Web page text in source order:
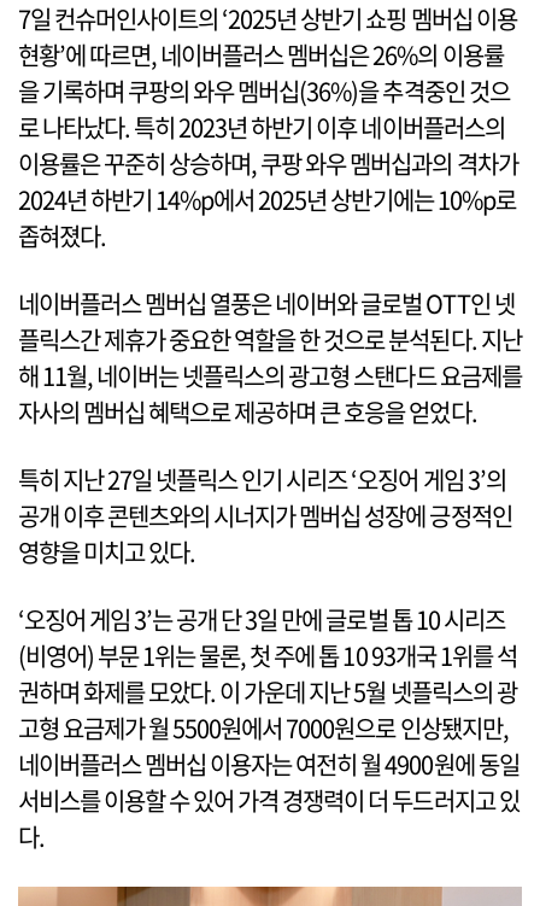
7일 컨슈머인사이트의 ‘2025년 상반기 쇼핑 멤버십 이용
현황’에 따르면, 네이버플러스 멤버십은 26%의 이용률
을 기록하며 쿠팡의 와우 멤버십(36%)을 추격중인 것으
로 나타났다. 특히 2023년 하반기 이후 네이버플러스의
이용률은 꾸준히 상승하며, 쿠팡 와우 멤버십과의 격차가
2024년 하반기 14%p에서 2025년 상반기에는 10%p로
좁혀졌다.
네이버플러스 멤버십 열풍은 네이버와 글로벌 OTT인 넷
플릭스간 제휴가 중요한 역할을 한 것으로 분석된다. 지난
해 11월, 네이버는 넷플릭스의 광고형 스탠다드 요금제를
자사의 멤버십 혜택으로 제공하며 큰 호응을 얻었다.
특히 지난 27일 넷플릭스 인기 시리즈 ‘오징어 게임 3’의
공개 이후 콘텐츠와의 시너지가 멤버십 성장에 긍정적인
영향을 미치고 있다.
‘오징어 게임 3’는 공개 단 3일 만에 글로벌 톱 10 시리즈
(비영어) 부문 1위는 물론, 첫 주에 톱 10 93개국 1위를 석
권하며 화제를 모았다. 이 가운데 지난 5월 넷플릭스의 광
고형 요금제가 월 5500원에서 7000원으로 인상됐지만,
네이버플러스 멤버십 이용자는 여전히 월 4900원에 동일
서비스를 이용할 수 있어 가격 경쟁력이 더 두드러지고 있
다.